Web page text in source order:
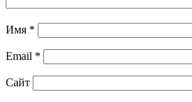
Имя *
Email *
Сайт